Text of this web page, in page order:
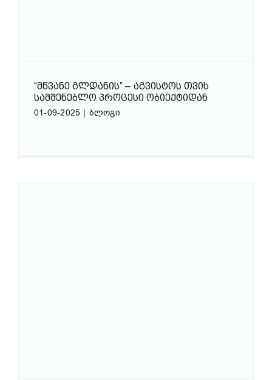
“ᲛᲬᲕᲐᲜᲔ ᲒᲚᲓᲐᲜᲘᲡ” – ᲐᲒᲕᲘᲡᲢᲝᲡ ᲗᲕᲘᲡ
ᲡᲐᲛᲨᲔᲜᲔᲑᲚᲝ ᲞᲠᲝᲪᲔᲡᲘ ᲝᲑᲘᲔᲥᲢᲘᲓᲐᲜ
01-09-2025 | ბლოგი